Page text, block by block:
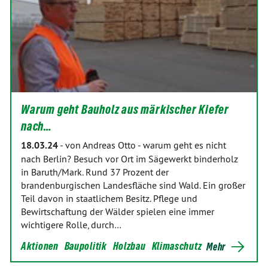
Warum geht Bauholz aus märkischer Kiefer
nach…
18.03.24 - von Andreas Otto - warum geht es nicht
nach Berlin? Besuch vor Ort im Sägewerkt binderholz
in Baruth/Mark. Rund 37 Prozent der
brandenburgischen Landesfläche sind Wald. Ein großer
Teil davon in staatlichem Besitz. Pflege und
Bewirtschaftung der Wälder spielen eine immer
wichtigere Rolle, durch…
Aktionen Baupolitik Holzbau Klimaschutz Mehr